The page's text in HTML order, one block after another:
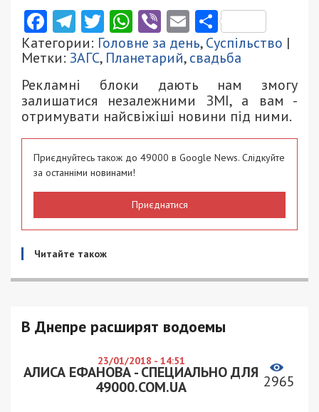
Facebook
Telegram
Twitter
WhatsApp
ViberEmail
Категории: Головне за день,Суспільство |
Метки: ЗАГС, Планетарий,свадьба
Рекламні блоки дають нам змогу
залишатися незалежними ЗМІ, а вам -
отримувати найсвіжіші новини під ними.
Приєднуйтесь також до 49000 в Google News. Слідкуйте
за останніми новинами!
Приєднатися
Читайте також
В Днепре расширят водоемы
23/01/2018 - 14:51
АЛИСА ЕФАНОВА - СПЕЦИАЛЬНО ДЛЯ
49000.COM.UA
2965